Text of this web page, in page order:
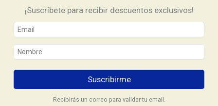
¡Suscríbete para recibir descuentos exclusivos!
Suscribirme
Recibirás un correo para validar tu email.
Allí te enviaremos el código y te guiaremos por chat
como activarlo
También resolveremos todas tus dudas sobre el
producto
Recuerda que tu compra esta protegida, y las
devoluciones se pueden realizar antes del envió del